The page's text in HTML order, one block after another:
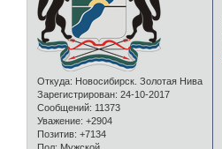
Откуда: Новосибирск. Золотая Нива
Зарегистрирован: 24-10-2017
Сообщений: 11373
Уважение: +2904
Позитив: +7134